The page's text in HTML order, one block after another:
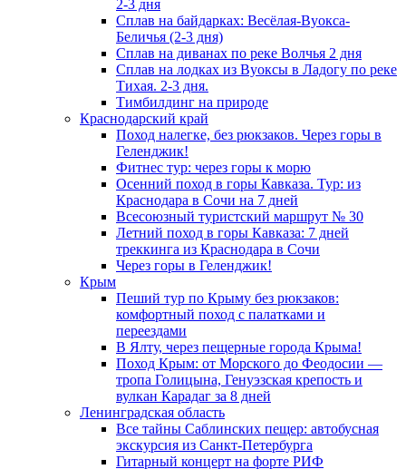
2-3 дня
Сплав на байдарках: Весёлая-Вуокса-
Беличья (2-3 дня)
Сплав на диванах по реке Волчья 2 дня
Сплав на лодках из Вуоксы в Ладогу по реке
Тихая. 2-3 дня.
Тимбилдинг на природе
Краснодарский край
Поход налегке, без рюкзаков. Через горы в
Геленджик!
Фитнес тур: через горы к морю
Осенний поход в горы Кавказа. Тур: из
Краснодара в Сочи на 7 дней
Всесоюзный туристский маршрут № 30
Летний поход в горы Кавказа: 7 дней
треккинга из Краснодара в Сочи
Через горы в Геленджик!
Крым
Пеший тур по Крыму без рюкзаков:
комфортный поход с палатками и
переездами
В Ялту, через пещерные города Крыма!
Поход Крым: от Морского до Феодосии —
тропа Голицына, Генуэзская крепость и
вулкан Карадаг за 8 дней
Ленинградская область
Все тайны Саблинских пещер: автобусная
экскурсия из Санкт-Петербурга
Гитарный концерт на форте РИФ